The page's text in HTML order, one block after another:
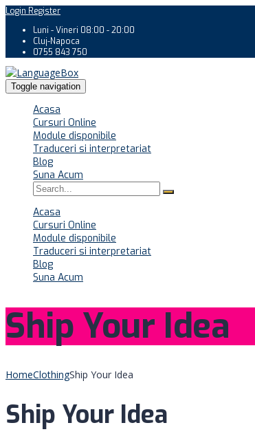
Login Register
Luni - Vineri 08:00 - 20:00
Cluj-Napoca
0755 843 750
Toggle navigation
Acasa
Cursuri Online
Module disponibile
Traduceri si interpretariat
Blog
Suna Acum
Acasa
Cursuri Online
Module disponibile
Traduceri si interpretariat
Blog
Suna Acum
Ship Your Idea
HomeClothingShip Your Idea
Ship Your Idea